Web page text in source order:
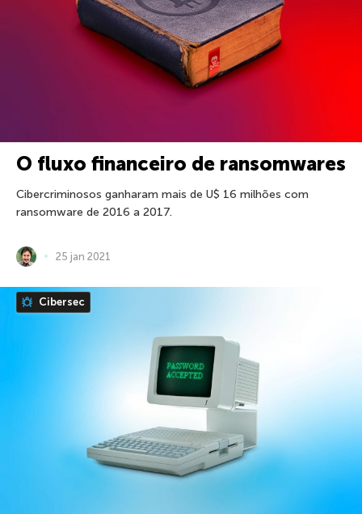
O fluxo financeiro de ransomwares
Cibercriminosos ganharam mais de U$ 16 milhões com
ransomware de 2016 a 2017.
25 jan 2021
Cibersec